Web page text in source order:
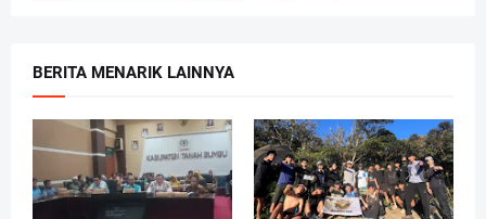
BERITA MENARIK LAINNYA